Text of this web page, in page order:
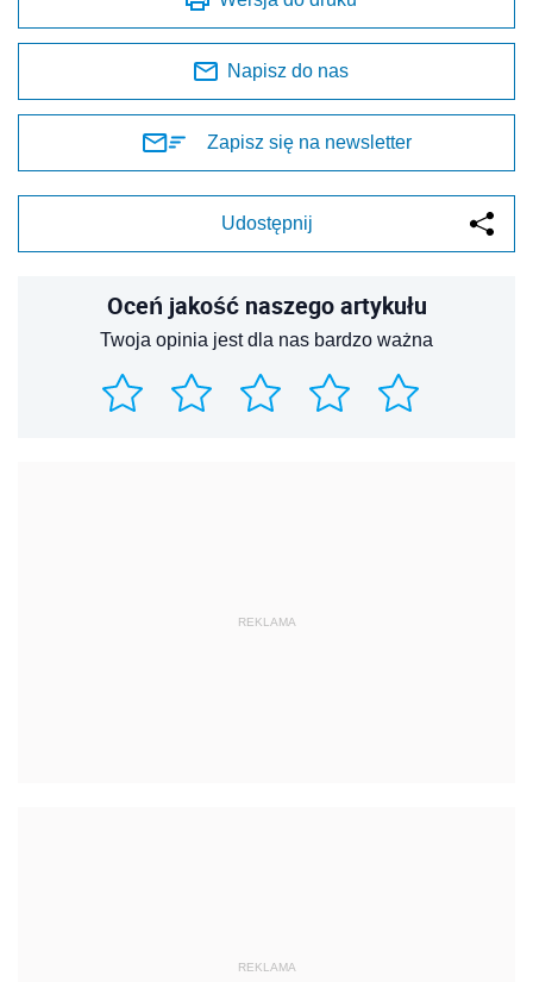
Napisz do nas
Zapisz się na newsletter
Udostępnij
Oceń jakość naszego artykułu
Twoja opinia jest dla nas bardzo ważna
REKLAMA
REKLAMA